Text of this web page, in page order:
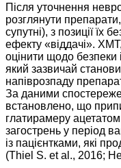
Після уточнення
розглянути
супутні), з позиції їх
ефекту «віддачі».
оцінити щодо безпеки
який зазвичай
напіврозпаду
За даними
встановлено, що
глатирамеру
загострень у період
із пацієнтками, які
(Thiel S. et al., 2016;